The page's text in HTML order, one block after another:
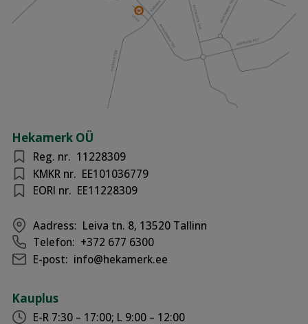
Hekamerk OÜ
Reg. nr. 11228309
KMKR nr. EE101036779
EORI nr. EE11228309
Aadress: Leiva tn. 8, 13520 Tallinn
Telefon: +372 677 6300
E-post: info@hekamerk.ee
Kauplus
E-R 7:30 – 17:00; L 9:00 – 12:00